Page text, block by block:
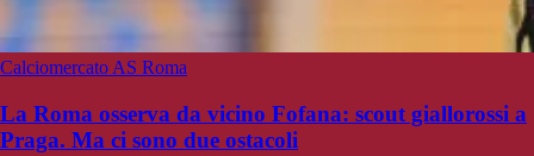
Calciomercato AS Roma
La Roma osserva da vicino Fofana: scout giallorossi a
Praga. Ma ci sono due ostacoli